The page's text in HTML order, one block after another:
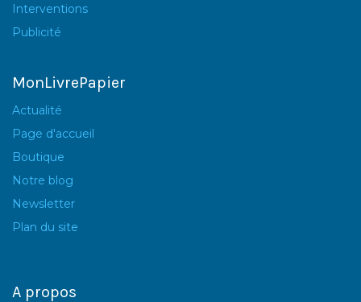
Interventions
Publicité
MonLivrePapier
Actualité
Page d'accueil
Boutique
Notre blog
Newsletter
Plan du site
A propos